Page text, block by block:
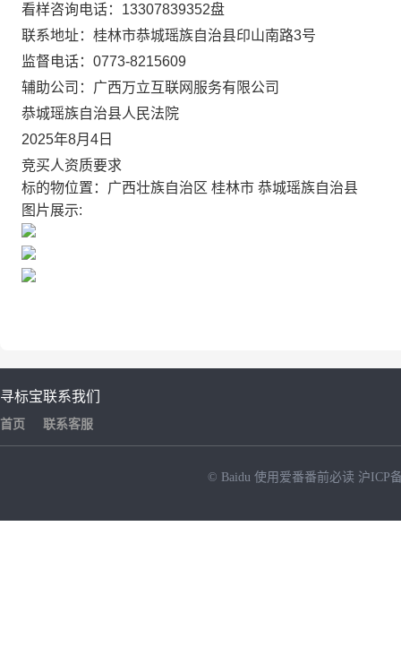
看样咨询电话： 13307839352盘
联系地址：桂林市恭城瑶族自治县印山南路3号
监督电话： 0773-8215609
辅助公司：广西万立互联网服务有限公司
恭城瑶族自治县人民法院
2025年8月 4 日
竞买人资质要求
标的物位置：广西壮族自治区 桂林市 恭城瑶族自治县
图片展示:
寻标宝
首页
联系我们
联系客服
© Baidu 使用爱番番前必读 沪ICP